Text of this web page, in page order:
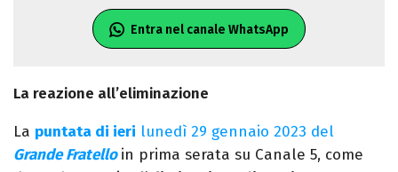
Entra nel canale WhatsApp
La reazione all’eliminazione
La puntata di ieri lunedì 29 gennaio 2023 del
Grande Fratelloin prima serata su Canale 5, come